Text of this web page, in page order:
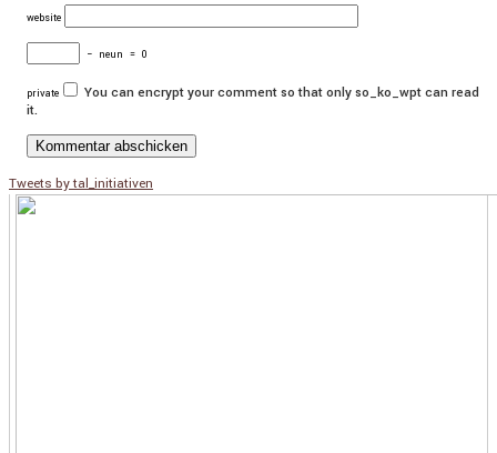
website
− neun = 0
private
You can encrypt your comment so that only so_ko_wpt can read
it.
Tweets by tal_initiativen